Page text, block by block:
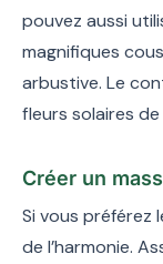
pouvez aussi
magnifiques
arbustive. Le
fleurs solaires
Créer un
Si vous préférez
de l’harmonie.